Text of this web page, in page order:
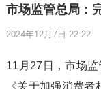
市场监管总局：
2024年12月7日 22:22
11月27日，市场
《关于加强消费